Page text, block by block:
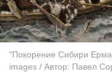
"Покорение Сибири
images / Автор: Павел